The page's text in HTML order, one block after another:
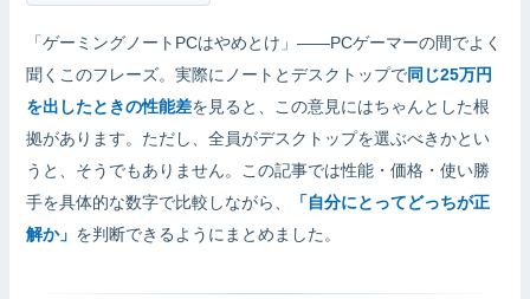
「ゲーミングノートPCはやめとけ」——PCゲーマーの間でよく
聞くこのフレーズ。実際にノートとデスクトップで同じ25万円
を出したときの性能差を見ると、この意見にはちゃんとした根
拠があります。ただし、全員がデスクトップを選ぶべきかとい
うと、そうでもありません。この記事では性能・価格・使い勝
手を具体的な数字で比較しながら、
「自分にとってどっちが正
解か」 を判断できるようにまとめました。